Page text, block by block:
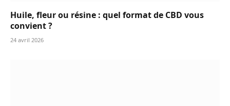
Huile, fleur ou résine : quel format de CBD vous
convient ?
24 avril 2026